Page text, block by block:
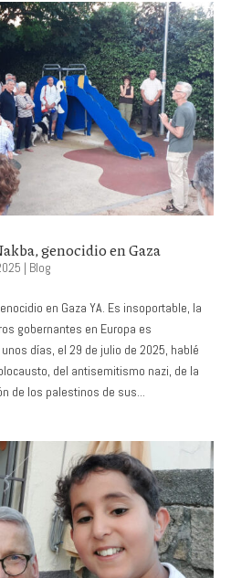
genocidio en Gaza
| Blog
en Gaza YA. Es insoportable, la
gobernantes en Europa es
días, el 29 de julio de 2025, hablé
del antisemitismo nazi, de la
de los palestinos de sus...